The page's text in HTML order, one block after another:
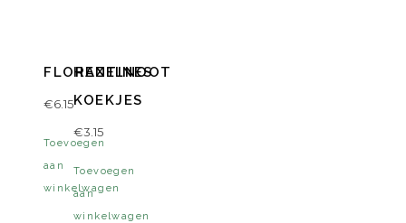
FLORENTINES
€6.15
Toevoegen
aan
winkelwagen
HAZELNOOT
KOEKJES
€3.15
Toevoegen
aan
winkelwagen